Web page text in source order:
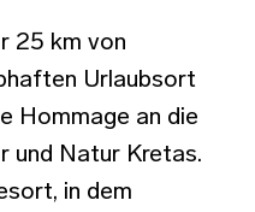
25 km von
Urlaubsort
Hommage an die
und Natur Kretas.
in dem